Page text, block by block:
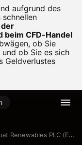
aufgrund des
schnellen
beim CFD-Handel
ob Sie
ob Sie es sich
Geldverlustes
PLC (Euronext Dublin)